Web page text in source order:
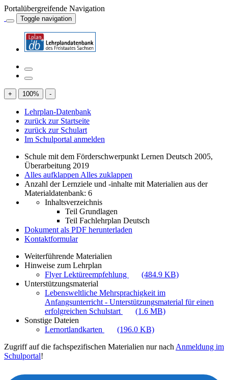
Portalübergreifende Navigation
Toggle navigation
+ 100% -
Lehrplan-Datenbank
zurück zur Startseite
zurück zur Schulart
Im Schulportal anmelden
Schule mit dem Förderschwerpunkt Lernen Deutsch 2005,
Überarbeitung 2019
Alles aufklappen Alles zuklappen
Anzahl der Lernziele und -inhalte mit Materialien aus der
Materialdatenbank: 6
Inhaltsverzeichnis
Teil Grundlagen
Teil Fachlehrplan Deutsch
Dokument als PDF herunterladen
Kontaktformular
Weiterführende Materialien
Hinweise zum Lehrplan
Flyer Lektüreempfehlung
(484.9 KB)
Unterstützungsmaterial
Lebensweltliche Mehrsprachigkeit im
Anfangsunterricht - Unterstützungsmaterial für einen
erfolgreichen Schulstart
(1.6 MB)
Sonstige Dateien
Lernortlandkarten
(196.0 KB)
Zugriff auf die fachspezifischen Materialien nur nach Anmeldung im
Schulportal!